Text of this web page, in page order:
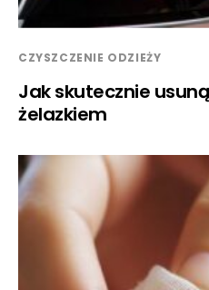
CZYSZCZENIE ODZIEŻY
Jak skutecznie
żelazkiem